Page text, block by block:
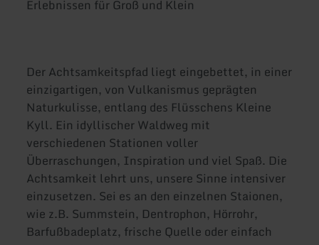
Erlebnissen für Groß und Klein
Der Achtsamkeitspfad liegt eingebettet, in einer
einzigartigen, von Vulkanismus geprägten
Naturkulisse, entlang des Flüsschens Kleine
Kyll. Ein idyllischer Waldweg mit
verschiedenen Stationen voller
Überraschungen, Inspiration und viel Spaß. Die
Achtsamkeit lehrt uns, unsere Sinne intensiver
einzusetzen. Sei es an den einzelnen Staionen,
wie z.B. Summstein, Dentrophon, Hörrohr,
Barfußbadeplatz, frische Quelle oder einfach